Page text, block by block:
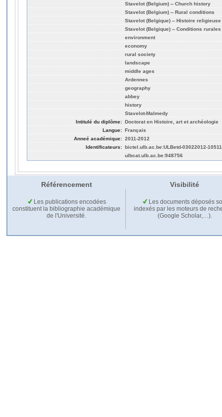
Stavelot (Belgium) -- Church history
Stavelot (Belgium) -- Rural conditions
Stavelot (Belgique) -- Histoire religieuse
Stavelot (Belgique) -- Conditions rurales
environment
economy
rural society
landscape
middle ages
Ardennes
geography
abbey
history
Stavelot-Malmedy
Intitulé du diplôme: Doctorat en Histoire, art et archéologie
Langue: Français
Anneé académique: 2011-2012
Identificateurs: bictel.ulb.ac.be:ULBetd-03022012-
ulbcat.ulb.ac.be:948756
Référencement Visibilité
Les publications encodées
constituent la bibliographie académique
de l'Université.
Les documents déposés
indexés par les moteurs de
(Google Scholar,…).